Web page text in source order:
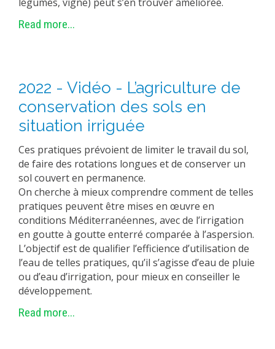
Read more...
2022 - Vidéo - L’agriculture de
conservation des sols en
situation irriguée
Ces pratiques prévoient de limiter le travail du sol,
de faire des rotations longues et de conserver un
sol couvert en permanence.
On cherche à mieux comprendre comment de telles
pratiques peuvent être mises en œuvre en
conditions Méditerranéennes, avec de l’irrigation
en goutte à goutte enterré comparée à l’aspersion.
L’objectif est de qualifier l’efficience d’utilisation de
l’eau de telles pratiques, qu’il s’agisse d’eau de pluie
ou d’eau d’irrigation, pour mieux en conseiller le
développement.
Read more...